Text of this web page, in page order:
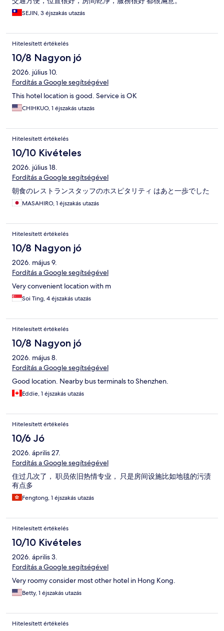
SEJIN, 3 éjszakás utazás
Hitelesített értékelés
10/8 Nagyon jó
2026. július 10.
Fordítás a Google segítségével
This hotel location is good. Service is OK
CHIHKUO, 1 éjszakás utazás
Hitelesített értékelés
10/10 Kivételes
2026. július 18.
Fordítás a Google segítségével
朝食のレストランスタッフのホスピタリティ はあと一歩でした
MASAHIRO, 1 éjszakás utazás
Hitelesített értékelés
10/8 Nagyon jó
2026. május 9.
Fordítás a Google segítségével
Very convenient location with m
Soi Ting, 4 éjszakás utazás
Hitelesített értékelés
10/8 Nagyon jó
2026. május 8.
Fordítás a Google segítségével
Good location. Nearby bus terminals to Shenzhen.
Eddie, 1 éjszakás utazás
Hitelesített értékelés
10/6 Jó
2026. április 27.
Fordítás a Google segítségével
住过几次了， 职员依旧热情专业， 只是房间设施比如地毯的污渍
有点多
Fengtong, 1 éjszakás utazás
Hitelesített értékelés
10/10 Kivételes
2026. április 3.
Fordítás a Google segítségével
Very roomy consider most other hotel in Hong Kong.
Betty, 1 éjszakás utazás
Hitelesített értékelés